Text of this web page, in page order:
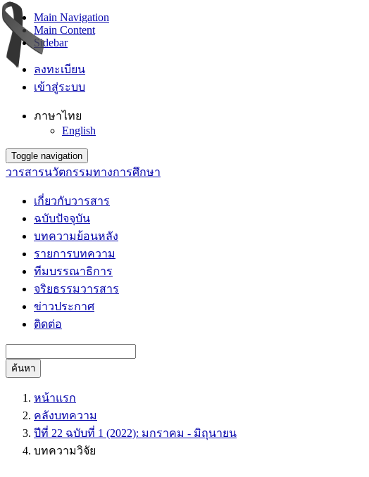
Main Navigation
Main Content
Sidebar
ลงทะเบียน
เข้าสู่ระบบ
ภาษาไทย
English
Toggle navigation
วารสารนวัตกรรมทางการศึกษา
เกี่ยวกับวารสาร
ฉบับปัจจุบัน
บทความย้อนหลัง
รายการบทความ
ทีมบรรณาธิการ
จริยธรรมวารสาร
ข่าวประกาศ
ติดต่อ
ค้นหา
หน้าแรก
คลังบทความ
ปีที่ 22 ฉบับที่ 1 (2022): มกราคม - มิถุนายน
บทความวิจัย